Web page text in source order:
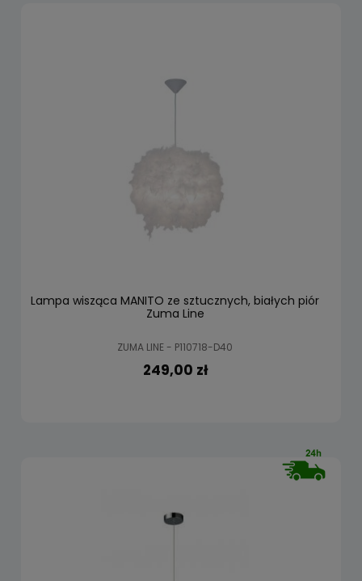
Lampa wisząca MANITO ze sztucznych, białych piór
Zuma Line
ZUMA LINE - P110718-D40
249,00 zł